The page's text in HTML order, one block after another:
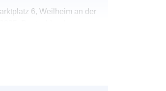
6, Weilheim an der